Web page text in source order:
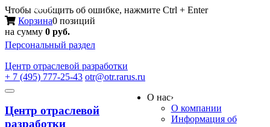
Чтобы сообщить об ошибке, нажмите Ctrl + Enter
Корзина0 позиций
на сумму 0 руб.
Персональный раздел
Центр отраслевой разработки
+ 7 (495) 777-25-43 otr@otr.rarus.ru
Toggle
Меню
Центр отраслевой
разработки
О нас›
О компании
Информация об